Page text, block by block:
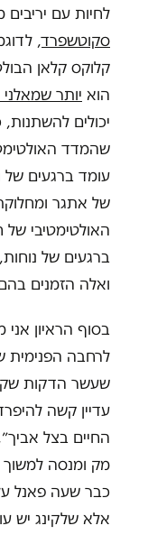
לחיות עם
סקוטשפרד,
קלוקס קלאן
הוא יותר
יכולים
שהמדד
עומד ברגעים של
של אתגר
האולטימטיבי
ברגעים של
ואלה הזמנים
בסוף הראיון אני
לרחבה הפנימית
שעשר הדקות
עדיין קשה
החיים בצל
מק ומנסה
כבר שעה פאנל
אלא שלקינג יש